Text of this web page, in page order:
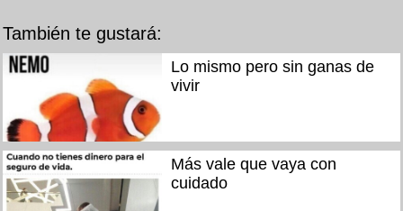
También te gustará:
Lo mismo pero sin ganas de
vivir
Más vale que vaya con
cuidado